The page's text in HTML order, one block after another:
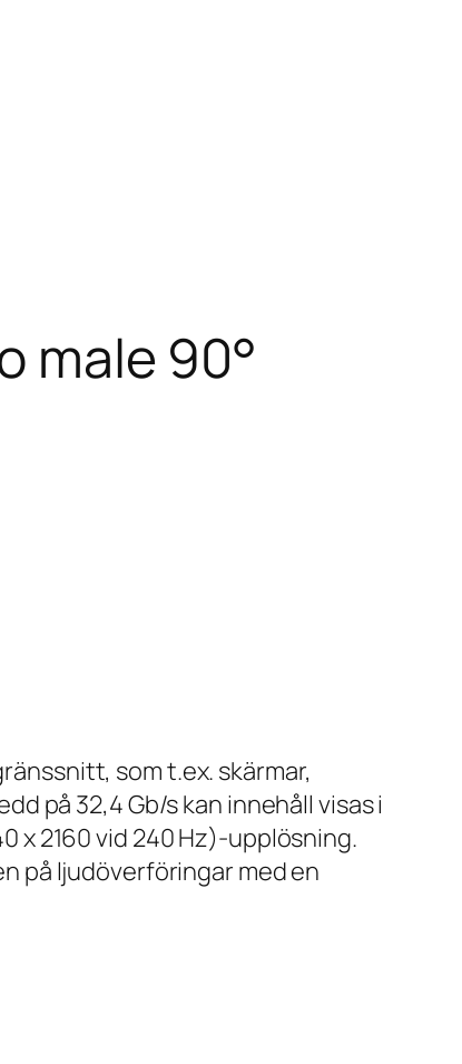
male 90°
som t.ex. skärmar,
på 32,4 Gb/s kan innehåll visas i
x 2160 vid 240 Hz)-upplösning.
på ljudöverföringar med en